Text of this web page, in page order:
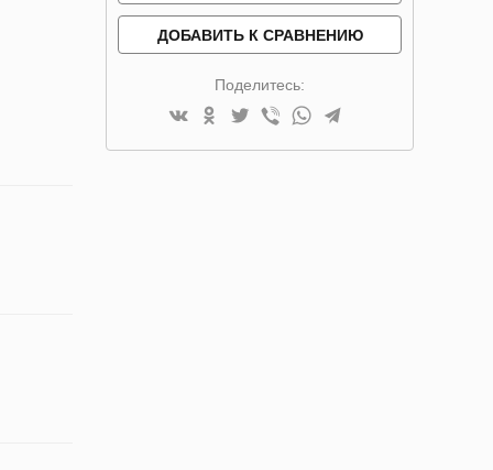
ДОБАВИТЬ К СРАВНЕНИЮ
Поделитесь: